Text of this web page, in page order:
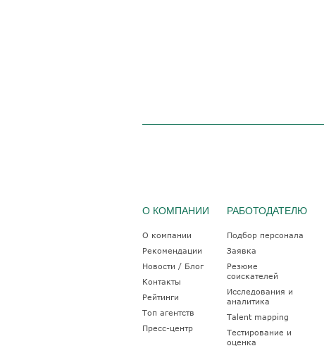
О КОМПАНИИ
О компании
Рекомендации
Новости / Блог
Контакты
Рейтинги
Топ агентств
Пресс-центр
РАБОТОДАТЕЛЮ
Подбор персонала
Заявка
Резюме
соискателей
Исследования и
аналитика
Talent mapping
Тестирование и
оценка